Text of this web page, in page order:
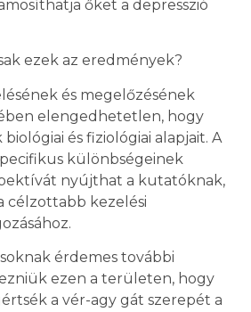
őket a depresszió
ezek az eredmények?
és megelőzésének
elengedhetetlen, hogy
és fiziológiai alapjait. A
különbségeinek
nyújthat a kutatóknak,
célzottabb kezelési
érdemes további
ezen a területen, hogy
a vér-agy gát szerepét a